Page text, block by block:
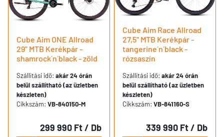
Cube Aim ONE Allroad
29" MTB Kerékpár -
shamrock´n´black - zöld
Szállítási idő: akár 24 órán
belül szállítható (az üzletben
készleten)
Cikkszám: VB-840150-M
299 990 Ft/ Db
Cube Aim Race Allroad
27,5" MTB Kerékpár -
tangerine´n´black -
rózsaszín
Szállítási idő: akár 24 órán
belül szállítható (az üzletben
készleten)
Cikkszám: VB-841160-S
339 990 Ft/ Db